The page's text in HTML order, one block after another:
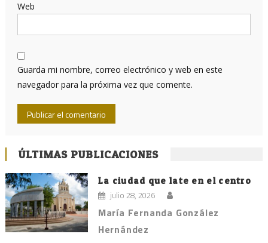
Web
Guarda mi nombre, correo electrónico y web en este
navegador para la próxima vez que comente.
ÚLTIMAS PUBLICACIONES
La ciudad que late en el centro
julio 28, 2026
María Fernanda González
Hernández